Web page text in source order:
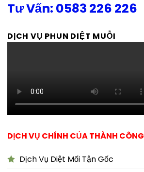
Tư Vấn: 0583 226 226
DỊCH VỤ PHUN DIỆT MUỖI
DỊCH VỤ CHÍNH CỦA THÀNH CÔNG
Dịch Vụ Diệt Mối Tận Gốc